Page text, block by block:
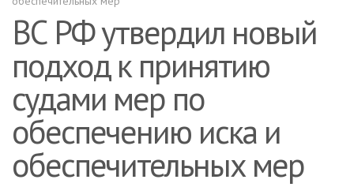
ВС РФ утвердил новый
подход к принятию
судами мер по
обеспечению иска и
обеспечительных мер